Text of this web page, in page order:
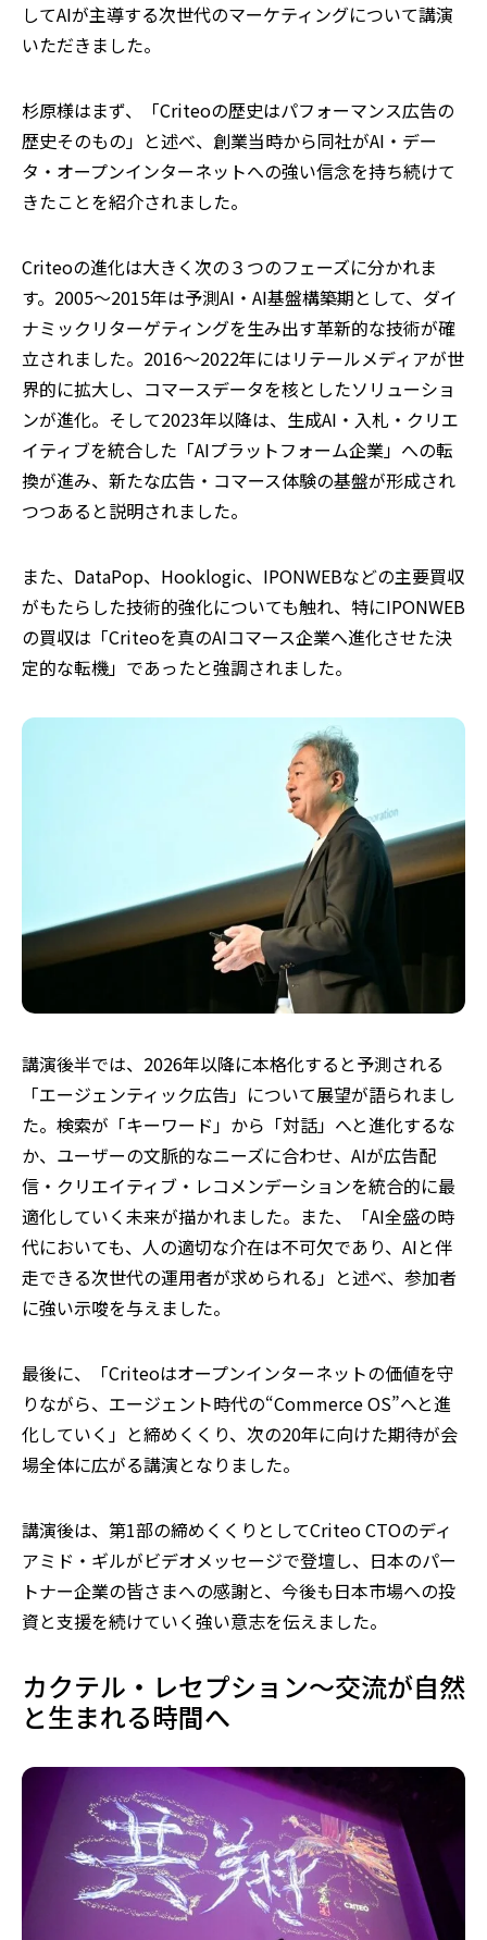
してAIが主導する次世代のマーケティングについて講演
いただきました。
杉原様はまず、「Criteoの歴史はパフォーマンス広告の
歴史そのもの」と述べ、創業当時から同社がAI・デー
タ・オープンインターネットへの強い信念を持ち続けて
きたことを紹介されました。
Criteoの進化は大きく次の３つのフェーズに分かれま
す。2005〜2015年は予測AI・AI基盤構築期として、ダイ
ナミックリターゲティングを生み出す革新的な技術が確
立されました。2016〜2022年にはリテールメディアが世
界的に拡大し、コマースデータを核としたソリューショ
ンが進化。そして2023年以降は、生成AI・入札・クリエ
イティブを統合した「AIプラットフォーム企業」への転
換が進み、新たな広告・コマース体験の基盤が形成され
つつあると説明されました。
また、DataPop、Hooklogic、IPONWEBなどの主要買収
がもたらした技術的強化についても触れ、特にIPONWEB
の買収は「Criteoを真のAIコマース企業へ進化させた決
定的な転機」であったと強調されました。
講演後半では、2026年以降に本格化すると予測される
「エージェンティック広告」について展望が語られまし
た。検索が「キーワード」から「対話」へと進化するな
か、ユーザーの文脈的なニーズに合わせ、AIが広告配
信・クリエイティブ・レコメンデーションを統合的に最
適化していく未来が描かれました。また、「AI全盛の時
代においても、人の適切な介在は不可欠であり、AIと伴
走できる次世代の運用者が求められる」と述べ、参加者
に強い示唆を与えました。
最後に、「Criteoはオープンインターネットの価値を守
りながら、エージェント時代の“Commerce OS”へと進
化していく」と締めくくり、次の20年に向けた期待が会
場全体に広がる講演となりました。
講演後は、第1部の締めくくりとしてCriteo CTOのディ
アミド・ギルがビデオメッセージで登壇し、日本のパー
トナー企業の皆さまへの感謝と、今後も日本市場への投
資と支援を続けていく強い意志を伝えました。
カクテル・レセプション～交流が自然
と生まれる時間へ